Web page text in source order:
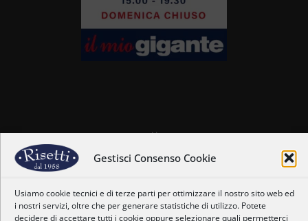
Gestisci Consenso Cookie
Usiamo cookie tecnici e di terze parti per ottimizzare il nostro sito web ed
i nostri servizi, oltre che per generare statistiche di utilizzo. Potete
decidere di accettare tutti i cookie oppure selezionare quali permetterci
Home
Il nostro staff
Dove siamo
Orari